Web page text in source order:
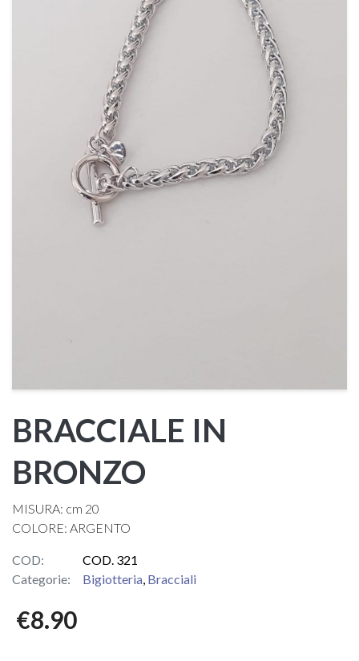
BRACCIALE IN
BRONZO
MISURA: cm 20
COLORE: ARGENTO
COD:
COD. 321
Categorie:
Bigiotteria, Bracciali
€8.90